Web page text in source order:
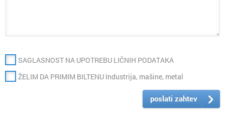
SAGLASNOST NA UPOTREBU LIČNIH PODATAKA
ŽELIM DA PRIMIM BILTENU Industrija, mašine, metal
poslati zahtev